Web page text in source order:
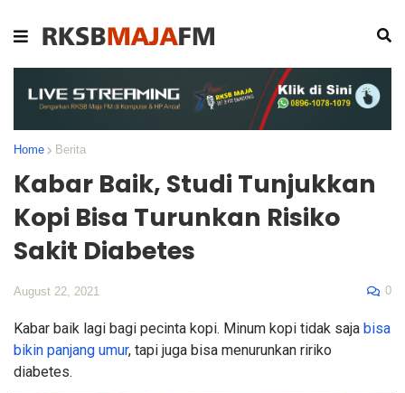
Home Berita
Kabar Baik, Studi Tunjukkan
Kopi Bisa Turunkan Risiko
Sakit Diabetes
August 22, 2021 0
Kabar baik lagi bagi pecinta kopi. Minum kopi tidak saja bisa
bikin panjang umur, tapi juga bisa menurunkan ririko
diabetes.